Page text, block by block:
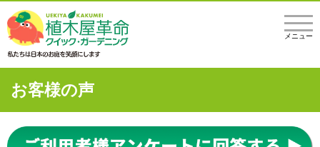
メニュー
お客様の声